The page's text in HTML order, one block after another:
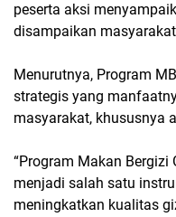
peserta aksi
disampaikan
Menurutnya, Program
strategis yang
masyarakat, khususnya
“Program Makan Bergizi
menjadi salah satu
meningkatkan kualitas